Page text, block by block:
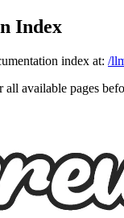
Index
index at: /
all available pages